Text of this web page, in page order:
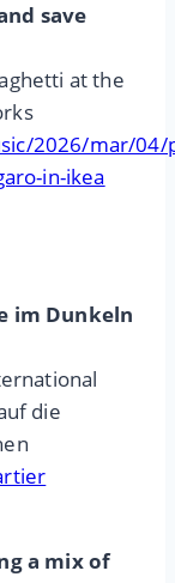
save
at the
2026/mar/04/
in-ikea
im Dunkeln
die
a mix of